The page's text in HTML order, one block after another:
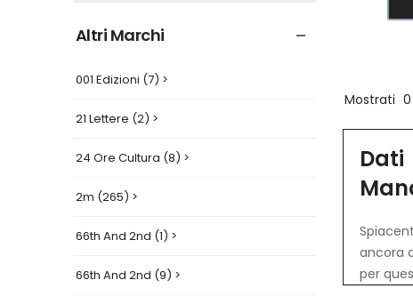
Altri Marchi
001 Edizioni (7) >
21 Lettere (2) >
24 Ore Cultura (8) >
2m (265) >
66th And 2nd (1) >
66th And 2nd (9) >
Mostrati
Dati
ancora
per